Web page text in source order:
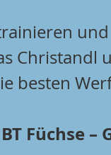
Christandl
besten
Füchse –